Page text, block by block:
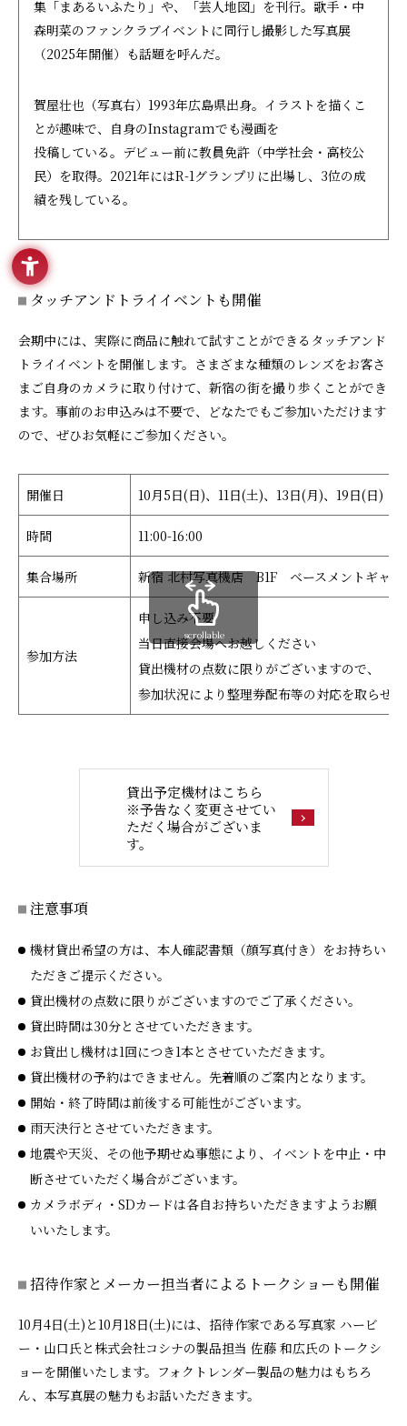
集「まあるいふたり」や、「芸人地図」を刊行。歌手・中
森明菜のファンクラブイベントに同行し撮影した写真展
（2025年開催）も話題を呼んだ。
賀屋壮也（写真右）1993年広島県出身。イラストを描くこ
とが趣味で、自身のInstagramでも漫画を
投稿している。デビュー前に教員免許（中学社会・高校公
民）を取得。2021年にはR-1グランプリに出場し、3位の成
績を残している。
タッチアンドトライイベントも開催
会期中には、実際に商品に触れて試すことができるタッチアンド
トライイベントを開催します。さまざまな種類のレンズをお客さ
まご自身のカメラに取り付けて、新宿の街を撮り歩くことができ
ます。事前のお申込みは不要で、どなたでもご参加いただけます
ので、ぜひお気軽にご参加ください。
開催日 10月5日(日)、11日(土)、13日(月)、19日(日)
時間 11:00-16:00
集合場所 新宿 北村写真機店 B1F ベースメントギャラ
参加方法
申し込み不要
当日直接会場へお越しください
貸出機材の点数に限りがございますので、
参加状況により整理券配布等の対応を取らせ
scrollable
貸出予定機材はこちら
※予告なく変更させてい
ただく場合がございま
す。
注意事項
機材貸出希望の方は、本人確認書類（顔写真付き）をお持ちい
ただきご提示ください。
貸出機材の点数に限りがございますのでご了承ください。
貸出時間は30分とさせていただきます。
お貸出し機材は1回につき1本とさせていただきます。
貸出機材の予約はできません。先着順のご案内となります。
開始・終了時間は前後する可能性がございます。
雨天決行とさせていただきます。
地震や天災、その他予期せぬ事態により、イベントを中止・中
断させていただく場合がございます。
カメラボディ・SDカードは各自お持ちいただきますようお願
いいたします。
招待作家とメーカー担当者によるトークショーも開催
10月4日(土)と10月18日(土)には、招待作家である写真家 ハービ
ー・山口氏と株式会社コシナの製品担当 佐藤 和広氏のトークシ
ョーを開催いたします。フォクトレンダー製品の魅力はもちろ
ん、本写真展の魅力もお話いただきます。